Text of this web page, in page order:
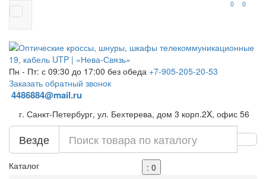
0 0
Пн - Пт: с 09:30 до 17:00 без обеда +7-905-205-20-53
Заказать обратный звонок
4486884@mail.ru
г. Санкт-Петербург, ул. Бехтерева, дом 3 корп.2X, офис 56
Везде
Каталог
: 0